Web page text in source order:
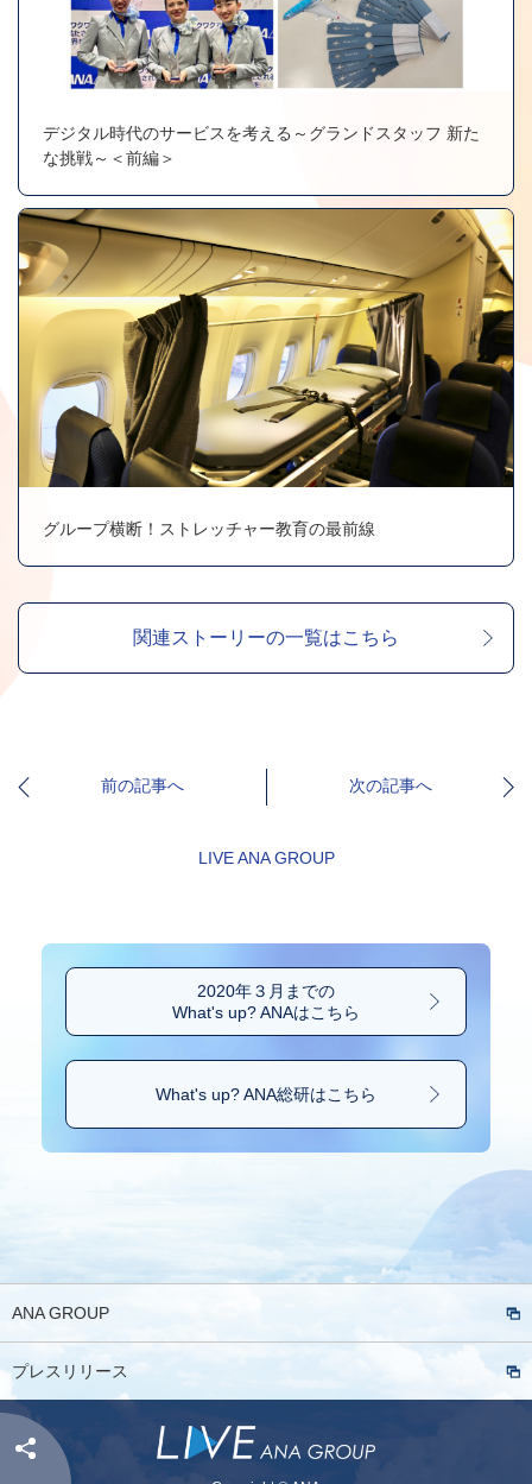
デジタル時代のサービスを考える～グランドスタッフ 新た
な挑戦～＜前編＞
グループ横断！ストレッチャー教育の最前線
関連ストーリーの一覧はこちら
前の記事へ
LIVE ANA GROUP
次の記事へ
2020年３月までの
What's up? ANAはこちら
What's up? ANA総研はこちら
Share:
ANA GROUP
プレスリリース